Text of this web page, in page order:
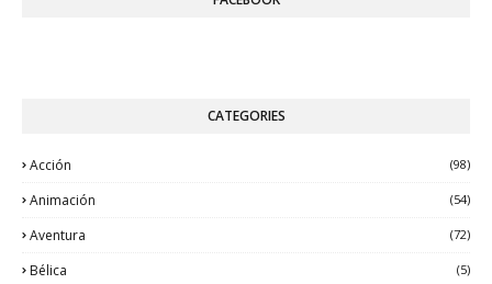
CATEGORIES
Acción (98)
Animación (54)
Aventura (72)
Bélica (5)